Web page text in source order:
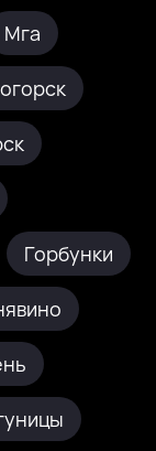
Мга
Горбунки